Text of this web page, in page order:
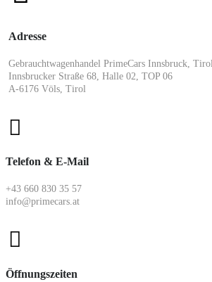
Adresse
Gebrauchtwagenhandel PrimeCars Innsbruck, Tirol
Innsbrucker Straße 68, Halle 02, TOP 06
A-6176 Völs, Tirol
Telefon & E-Mail
+43 660 830 35 57
info@primecars.at
Öffnungszeiten